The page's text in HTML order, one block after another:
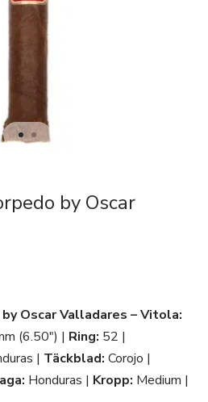
by Oscar
Oscar Valladares – Vitola:
(6.50″) | Ring: 52 |
| Täckblad: Corojo |
Honduras | Kropp: Medium |